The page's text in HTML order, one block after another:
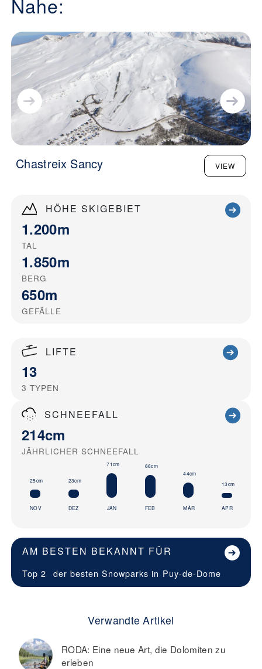
HÖHE SKIGEBIET
1.200m
TAL
1.850m
BERG
650m
GEFÄLLE
LIFTE
13
3 TYPEN
SCHNEEFALL
214cm
JÄHRLICHER SCHNEEFALL
25cm
NOV
23cm
DEZ
71cm
JAN
66cm
FEB
44cm
MÄR
13cm
APR
AM BESTEN BEKANNT FÜR
Top 2 der besten Snowparks in Puy-de-Dome
Verwandte Artikel
RODA: Eine neue Art, die Dolomiten zu
erleben
Nahe:
Chastreix Sancy VIEW